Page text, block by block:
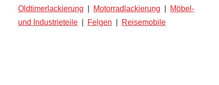
Oldtimerlackierung
Motorradlackierung
Möbel-
und Industrieteile
Felgen Reisemobile